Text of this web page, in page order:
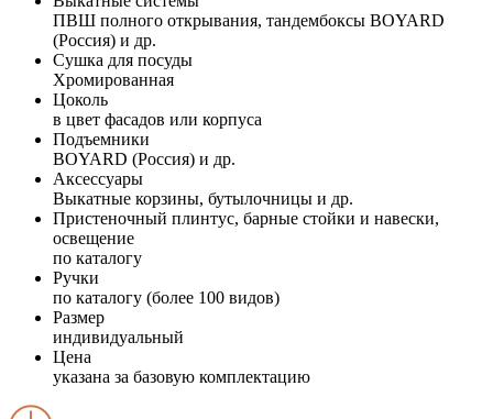
ПВШ полного открывания, тандембоксы BOYARD
(Россия) и др.
Сушка для посуды
Хромированная
Цоколь
в цвет фасадов или корпуса
Подъемники
BOYARD (Россия) и др.
Аксессуары
Выкатные корзины, бутылочницы и др.
Пристеночный плинтус, барные стойки и навески,
освещение
по каталогу
Ручки
по каталогу (более 100 видов)
Размер
индивидуальный
Цена
указана за базовую комплектацию